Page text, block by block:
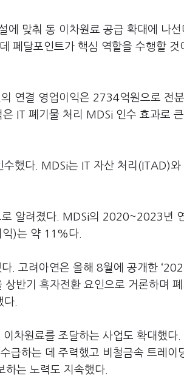
에 맞춰 동 이차원료 공급 확대에 나선
페달포인트가 핵심 역할을 수행할 것
연결 영업이익은 2734억원으로 전분
IT 폐기물 처리 MDSi 인수 효과로
했다. MDSi는 IT 자산 처리(ITAD)와
로 알려졌다. MDSi의 2020~2023년
)는 약 11%다.
. 고려아연은 올해 8월에 공개한
반기 흑자전환 요인으로 거론하며 폐
.
차원료를 조달하는 사업도 확대했다.
급하는 데 주력했고 비철금속 트레이
는 노력도 지속했다.